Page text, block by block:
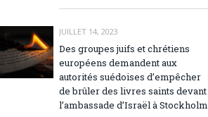
JUILLET 14, 2023
Des groupes juifs et chrétiens
européens demandent aux
autorités suédoises d’empêcher
de brûler des livres saints devant
l’ambassade d’Israël à Stockholm